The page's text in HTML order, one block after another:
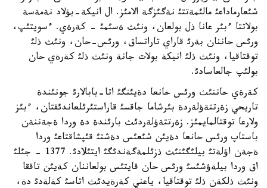
شئعارماداعئ مالئمةتتئ نةگئزگة الامئز. ال انيكة-بؤلاد نةمةسة
بولاتتا ءبئر عانا ذل بولعان، ونئث ةسئمئ - كةرةي. ءسويتئپ،
ورئس حاننان بةرئ قاراي تاراتساق، ورئس-حان، ونئث ذلئ
توقتاقيا، ونئث ذلئ انيكة بولات جانة ونئث ذلئ كةرةي حان
بولئپ جالعاسادئ.
كةرةي حاننئث ورئس حانعا دةيئنگئ اتا-بابالارئ جونئندة
تاريحي زةرتتةؤلةردة بئرشاما جاقسئ قاراستئرئلعاندئقتان، ءبئز
ولارعا توقتالمايمئز. زةرتتةؤلةردئث بارئندة دة وردا ةجةننةن
باستاپ ورئس حانعا دةيئن شئعئس دةشتئ قئپشاقتاعئ وردا
ةجةن اؤلةتئ بيلئگئنئث ذزئلمةگةندئگئ ايتئلادئ. 1377 - جئلئ
اق وردا بيلةؤشئسئ ورئس حان قايتئس بولعاننان كةيئن تاققا
ونئث ذلكةن ذلئ توقتاقيا، ياعني كةرةيدئث اتاسئ كةلةدئ دة،